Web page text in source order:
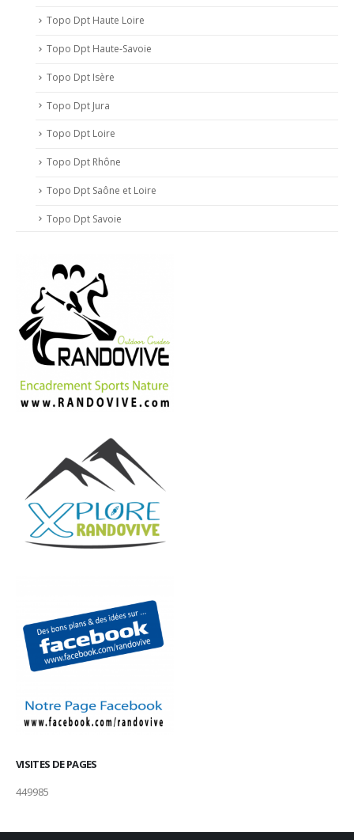
Topo Dpt Haute Loire
Topo Dpt Haute-Savoie
Topo Dpt Isère
Topo Dpt Jura
Topo Dpt Loire
Topo Dpt Rhône
Topo Dpt Saône et Loire
Topo Dpt Savoie
VISITES DE PAGES
449985